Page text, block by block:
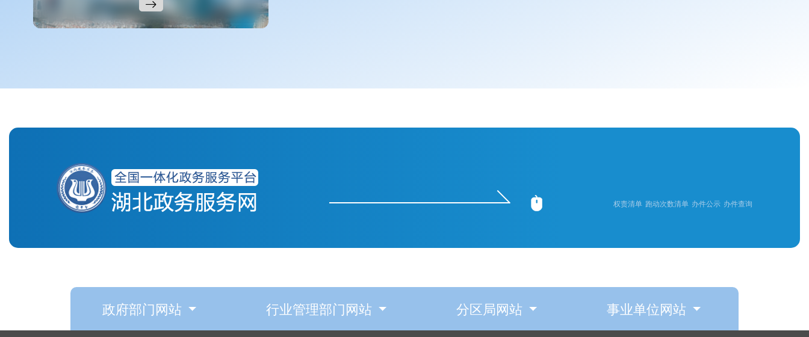
权责清单 跑动次数清单 办件公示 办件查询
政府部门网站 行业管理部门网站 分区局网站 事业单位网站